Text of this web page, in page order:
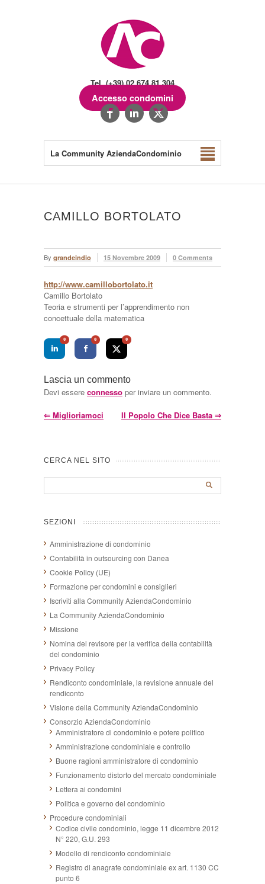
Tel. (+39) 02.674.81.304
Accesso condomini
La Community AziendaCondominio
CAMILLO BORTOLATO
By grandeindio 15 Novembre 2009 0 Comments
http://www.camillobortolato.it
Camillo Bortolato
Teoria e strumenti per l’apprendimento non
concettuale della matematica
0 0 0
Lascia un commento
Devi essere connesso per inviare un commento.
⇐ Miglioriamoci Il Popolo Che Dice Basta ⇒
CERCA NEL SITO
SEZIONI
Amministrazione di condominio
Contabilità in outsourcing con Danea
Cookie Policy (UE)
Formazione per condomini e consiglieri
Iscriviti alla Community AziendaCondominio
La Community AziendaCondominio
Missione
Nomina del revisore per la verifica della contabilità
del condominio
Privacy Policy
Rendiconto condominiale, la revisione annuale del
rendiconto
Visione della Community AziendaCondominio
Consorzio AziendaCondominio
Amministratore di condominio e potere politico
Amministrazione condominiale e controllo
Buone ragioni amministratore di condominio
Funzionamento distorto del mercato condominiale
Lettera ai condomini
Politica e governo del condominio
Procedure condominiali
Codice civile condominio, legge 11 dicembre 2012
N° 220, G.U. 293
Modello di rendiconto condominiale
Registro di anagrafe condominiale ex art. 1130 CC
punto 6